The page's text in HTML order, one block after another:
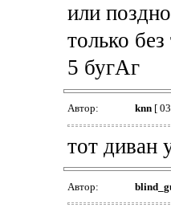
или
только без
5 бугАг
Автор: knn[ 03
тот диван
Автор: